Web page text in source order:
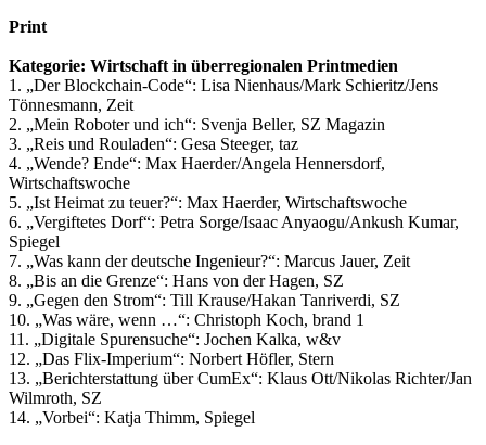
Print
Kategorie: Wirtschaft in überregionalen Printmedien
1. „Der Blockchain-Code“: Lisa Nienhaus/Mark Schieritz/Jens
Tönnesmann, Zeit
2. „Mein Roboter und ich“: Svenja Beller, SZ Magazin
3. „Reis und Rouladen“: Gesa Steeger, taz
4. „Wende? Ende“: Max Haerder/Angela Hennersdorf,
Wirtschaftswoche
5. „Ist Heimat zu teuer?“: Max Haerder, Wirtschaftswoche
6. „Vergiftetes Dorf“: Petra Sorge/Isaac Anyaogu/Ankush Kumar,
Spiegel
7. „Was kann der deutsche Ingenieur?“: Marcus Jauer, Zeit
8. „Bis an die Grenze“: Hans von der Hagen, SZ
9. „Gegen den Strom“: Till Krause/Hakan Tanriverdi, SZ
10. „Was wäre, wenn …“: Christoph Koch, brand 1
11. „Digitale Spurensuche“: Jochen Kalka, w&v
12. „Das Flix-Imperium“: Norbert Höfler, Stern
13. „Berichterstattung über CumEx“: Klaus Ott/Nikolas Richter/Jan
Wilmroth, SZ
14. „Vorbei“: Katja Thimm, Spiegel